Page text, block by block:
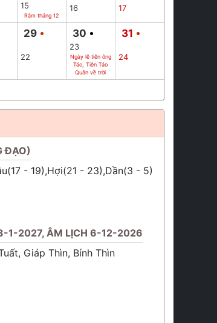
15
Rằm tháng 12
16 17
29
22
30
23
Ngày lễ tiễn ông
Táo, Tiễn Táo
Quân về trời
31
24
ĐẠO)
- 19),Hợi(21 - 23),Dần(3 - 5)
1-2027, ÂM LỊCH 6-12-2026
Giáp Thìn, Bính Thìn